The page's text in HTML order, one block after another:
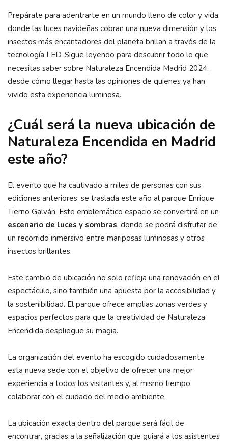
Prepárate para adentrarte en un mundo lleno de color y vida,
donde las luces navideñas cobran una nueva dimensión y los
insectos más encantadores del planeta brillan a través de la
tecnología LED. Sigue leyendo para descubrir todo lo que
necesitas saber sobre Naturaleza Encendida Madrid 2024,
desde cómo llegar hasta las opiniones de quienes ya han
vivido esta experiencia luminosa.
¿Cuál será la nueva ubicación de
Naturaleza Encendida en Madrid
este año?
El evento que ha cautivado a miles de personas con sus
ediciones anteriores, se traslada este año al parque Enrique
Tierno Galván. Este emblemático espacio se convertirá en un
escenario de luces y sombras, donde se podrá disfrutar de
un recorrido inmersivo entre mariposas luminosas y otros
insectos brillantes.
Este cambio de ubicación no solo refleja una renovación en el
espectáculo, sino también una apuesta por la accesibilidad y
la sostenibilidad. El parque ofrece amplias zonas verdes y
espacios perfectos para que la creatividad de Naturaleza
Encendida despliegue su magia.
La organización del evento ha escogido cuidadosamente
esta nueva sede con el objetivo de ofrecer una mejor
experiencia a todos los visitantes y, al mismo tiempo,
colaborar con el cuidado del medio ambiente.
La ubicación exacta dentro del parque será fácil de
encontrar, gracias a la señalización que guiará a los asistentes